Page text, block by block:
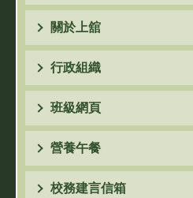
關於上舘
行政組織
班級網頁
營養午餐
校務建言信箱